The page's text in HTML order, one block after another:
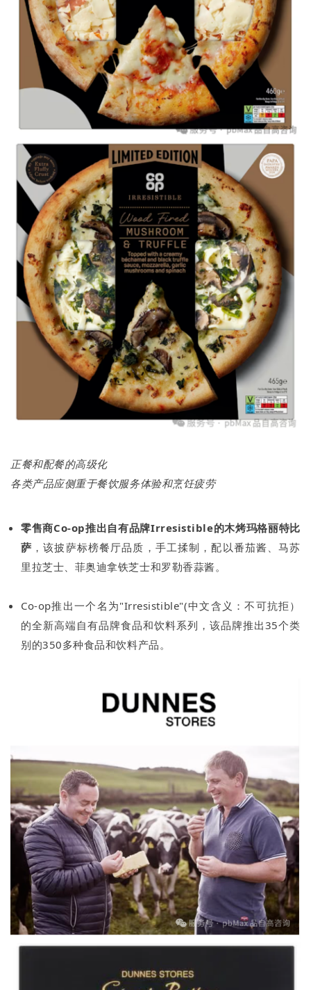
正餐和配餐的高级化
各类产品应侧重于餐饮服务体验和烹饪疲劳
零售商Co-op推出自有品牌Irresistible的木烤玛格丽特比
萨 ，该披萨标榜餐厅品质，手工揉制，配以番茄酱、马苏
里拉芝士、菲奥迪拿铁芝士和罗勒香蒜酱。
Co-op推出一个名为"Irresistible"(中文含义：不可抗拒）
的全新高端自有品牌食品和饮料系列，该品牌推出35个类
别的350多种食品和饮料产品。